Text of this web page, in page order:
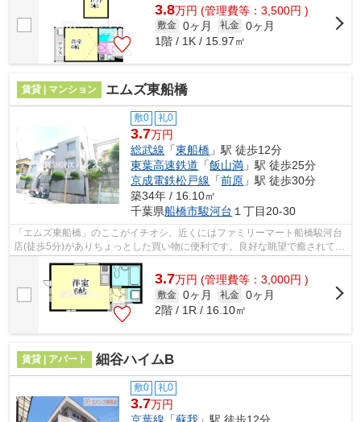
3.8万円 (管理費等：3,500円 )
敷金 0ヶ月 礼金 0ヶ月
1階 / 1K / 15.97㎡
賃貸 | マンション エムズ東船橋
敷0 礼0
3.7万円
総武線 「東船橋 」駅 徒歩12分
東葉高速鉄道 「飯山満 」駅 徒歩25分
京成電鉄松戸線 「前原 」駅 徒歩30分
築34年 / 16.10㎡
千葉県船橋市駿河台 １丁目20-30
「エムズ東船橋」のここがイチオシ。近くにはファミリーマート船橋駿河台
店(徒歩5分)がありちょっとした買い物に便利です。良好な眺望で癒されてみ
ませんか。2駅利用できるので電車を...
3.7万円 (管理費等：3,000円 )
敷金 0ヶ月 礼金 0ヶ月
2階 / 1R / 16.10㎡
賃貸 | アパート 細谷ハイムB
敷0 礼0
3.7万円
京葉線 「蘇我 」駅 徒歩12分